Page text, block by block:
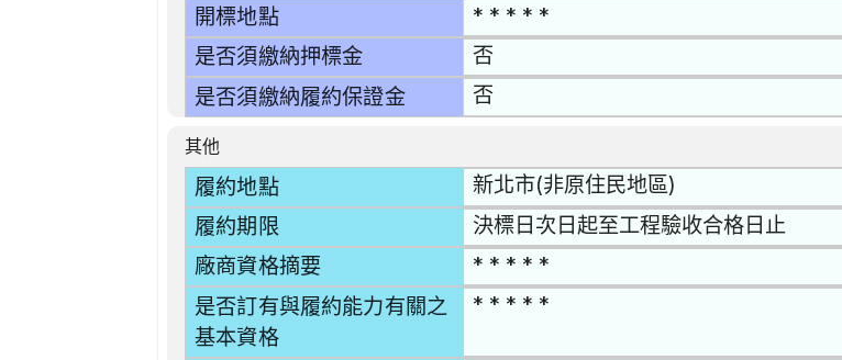
開標地點 * * * * *
是否須繳納押標金 否
是否須繳納履約保證金 否
其他
履約地點 新北市(非原住民地區)
履約期限 決標日次日起至工程驗收合格日止
廠商資格摘要 * * * * *
是否訂有與履約能力有關之
基本資格
* * * * *